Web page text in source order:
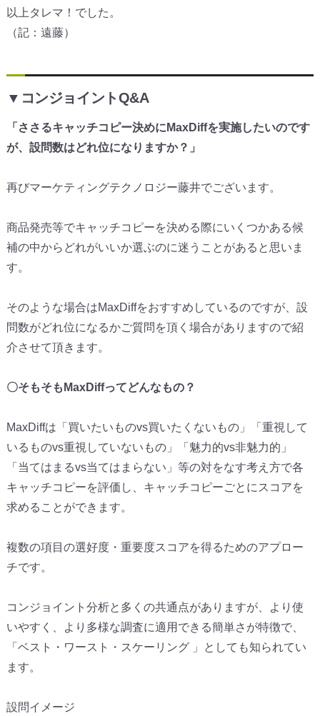
以上タレマ！でした。
（記：遠藤）
▼コンジョイントQ&A
「ささるキャッチコピー決めにMaxDiffを実施したいのです
が、設問数はどれ位になりますか？ 」
再びマーケティングテクノロジー藤井でございます。
商品発売等でキャッチコピーを決める際にいくつかある候
補の中からどれがいいか選ぶのに迷うことがあると思いま
す。
そのような場合はMaxDiffをおすすめしているのですが、 設
問数がどれ位になるかご質問を頂く場合がありますので紹
介させて頂きます。
〇そもそもMaxDiffってどんなもの？
MaxDiffは「買いたいものvs買いたくないもの」「 重視して
いるものvs重視していないもの」「 魅力的vs非魅力的」
「当てはまるvs当てはまらない」 等の対をなす考え方で各
キャッチコピーを評価し、 キャッチコピーごとにスコアを
求めることができます。
複数の項目の選好度・重要度スコアを得るためのアプロー
チです。
コンジョイント分析と多くの共通点がありますが、
より使
いやすく、より多様な調査に適用できる簡単さが特徴で、
「 ベスト・ワースト・スケーリング 」としても知られてい
ます。
設問イメージ